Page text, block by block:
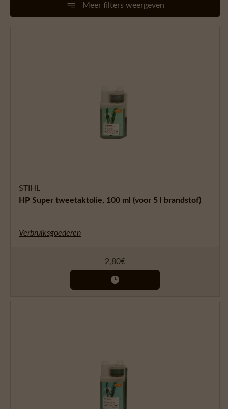
Meer filters weergeven
STIHL
HP Super tweetaktolie, 100 ml (voor 5 l brandstof)
Verbruiksgoederen
2,80€